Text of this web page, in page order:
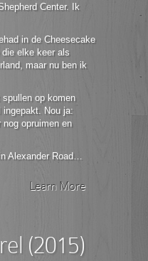
Center. Ik
in de Cheesecake
elke keer als
maar nu ben ik
spullen op komen
ingepakt. Nou ja:
opruimen en
Alexander Road…
Learn More
(2015)